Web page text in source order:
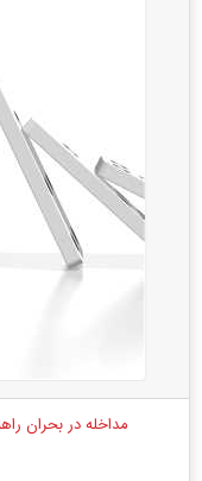
مداخله در بحران